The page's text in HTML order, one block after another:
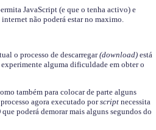
JavaScript (e que o tenha activo) e
não poderá estar no maximo.
o processo de descarregar(download)está
alguma dificuldade em obter o
também para colocar de parte alguns
agora executado porscriptnecessita
poderá demorar mais alguns segundos do